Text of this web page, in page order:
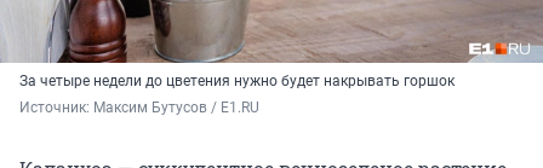
За четыре недели до цветения нужно будет накрывать горшок
Источник: Максим Бутусов / E1.RU